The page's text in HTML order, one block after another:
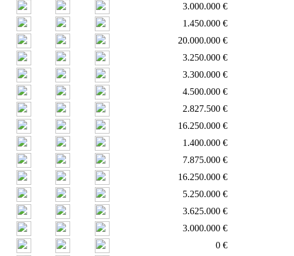
3.000.000 €
1.450.000 €
20.000.000 €
3.250.000 €
3.300.000 €
4.500.000 €
2.827.500 €
16.250.000 €
1.400.000 €
7.875.000 €
16.250.000 €
5.250.000 €
3.625.000 €
3.000.000 €
0 €